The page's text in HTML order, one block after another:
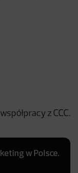
z CCC.
w Polsce.